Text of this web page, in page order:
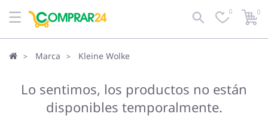
0 0
Marca Kleine Wolke
Lo sentimos, los productos no están
disponibles temporalmente.